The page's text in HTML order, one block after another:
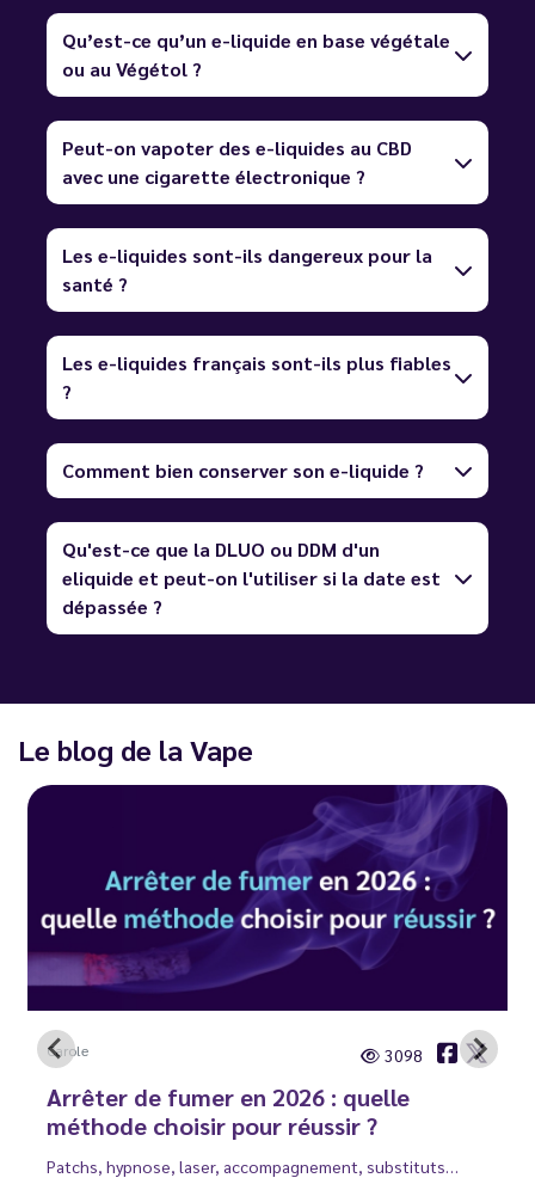
Qu’est-ce qu’un e-liquide en base végétale
ou au Végétol ?
Peut-on vapoter des e-liquides au CBD
avec une cigarette électronique ?
Les e-liquides sont-ils dangereux pour la
santé ?
Les e-liquides français sont-ils plus fiables
?
Comment bien conserver son e-liquide ?
Qu'est-ce que la DLUO ou DDM d'un
eliquide et peut-on l'utiliser si la date est
dépassée ?
Le blog de la Vape
Carole 3098
Arrêter de fumer en 2026 : quelle
méthode choisir pour réussir ?
Patchs, hypnose, laser, accompagnement, substituts…